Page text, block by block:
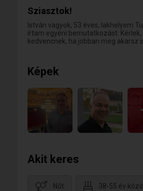
Sziasztok!
István vagyok, 53 éves, lakhelyem
írtam egyéni bemutatkozást. Kérlek,
kedvencnek, ha jobban meg akarsz
Képek
Akit keres
Nőt 38-55 év